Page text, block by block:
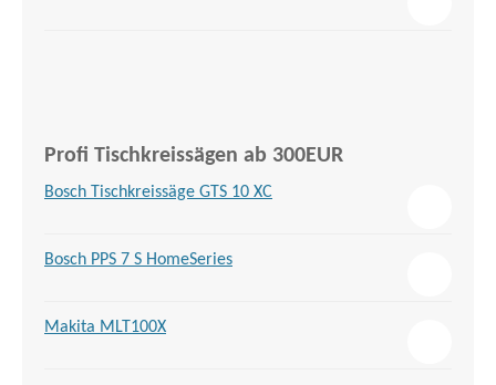
Profi Tischkreissägen ab 300EUR
Bosch Tischkreissäge GTS 10 XC
Bosch PPS 7 S HomeSeries
Makita MLT100X